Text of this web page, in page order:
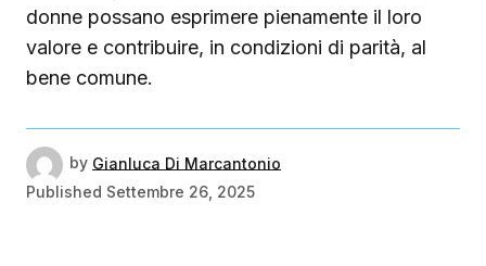
donne possano esprimere pienamente il loro
valore e contribuire, in condizioni di parità, al
bene comune.
by Gianluca Di Marcantonio
Published Settembre 26, 2025